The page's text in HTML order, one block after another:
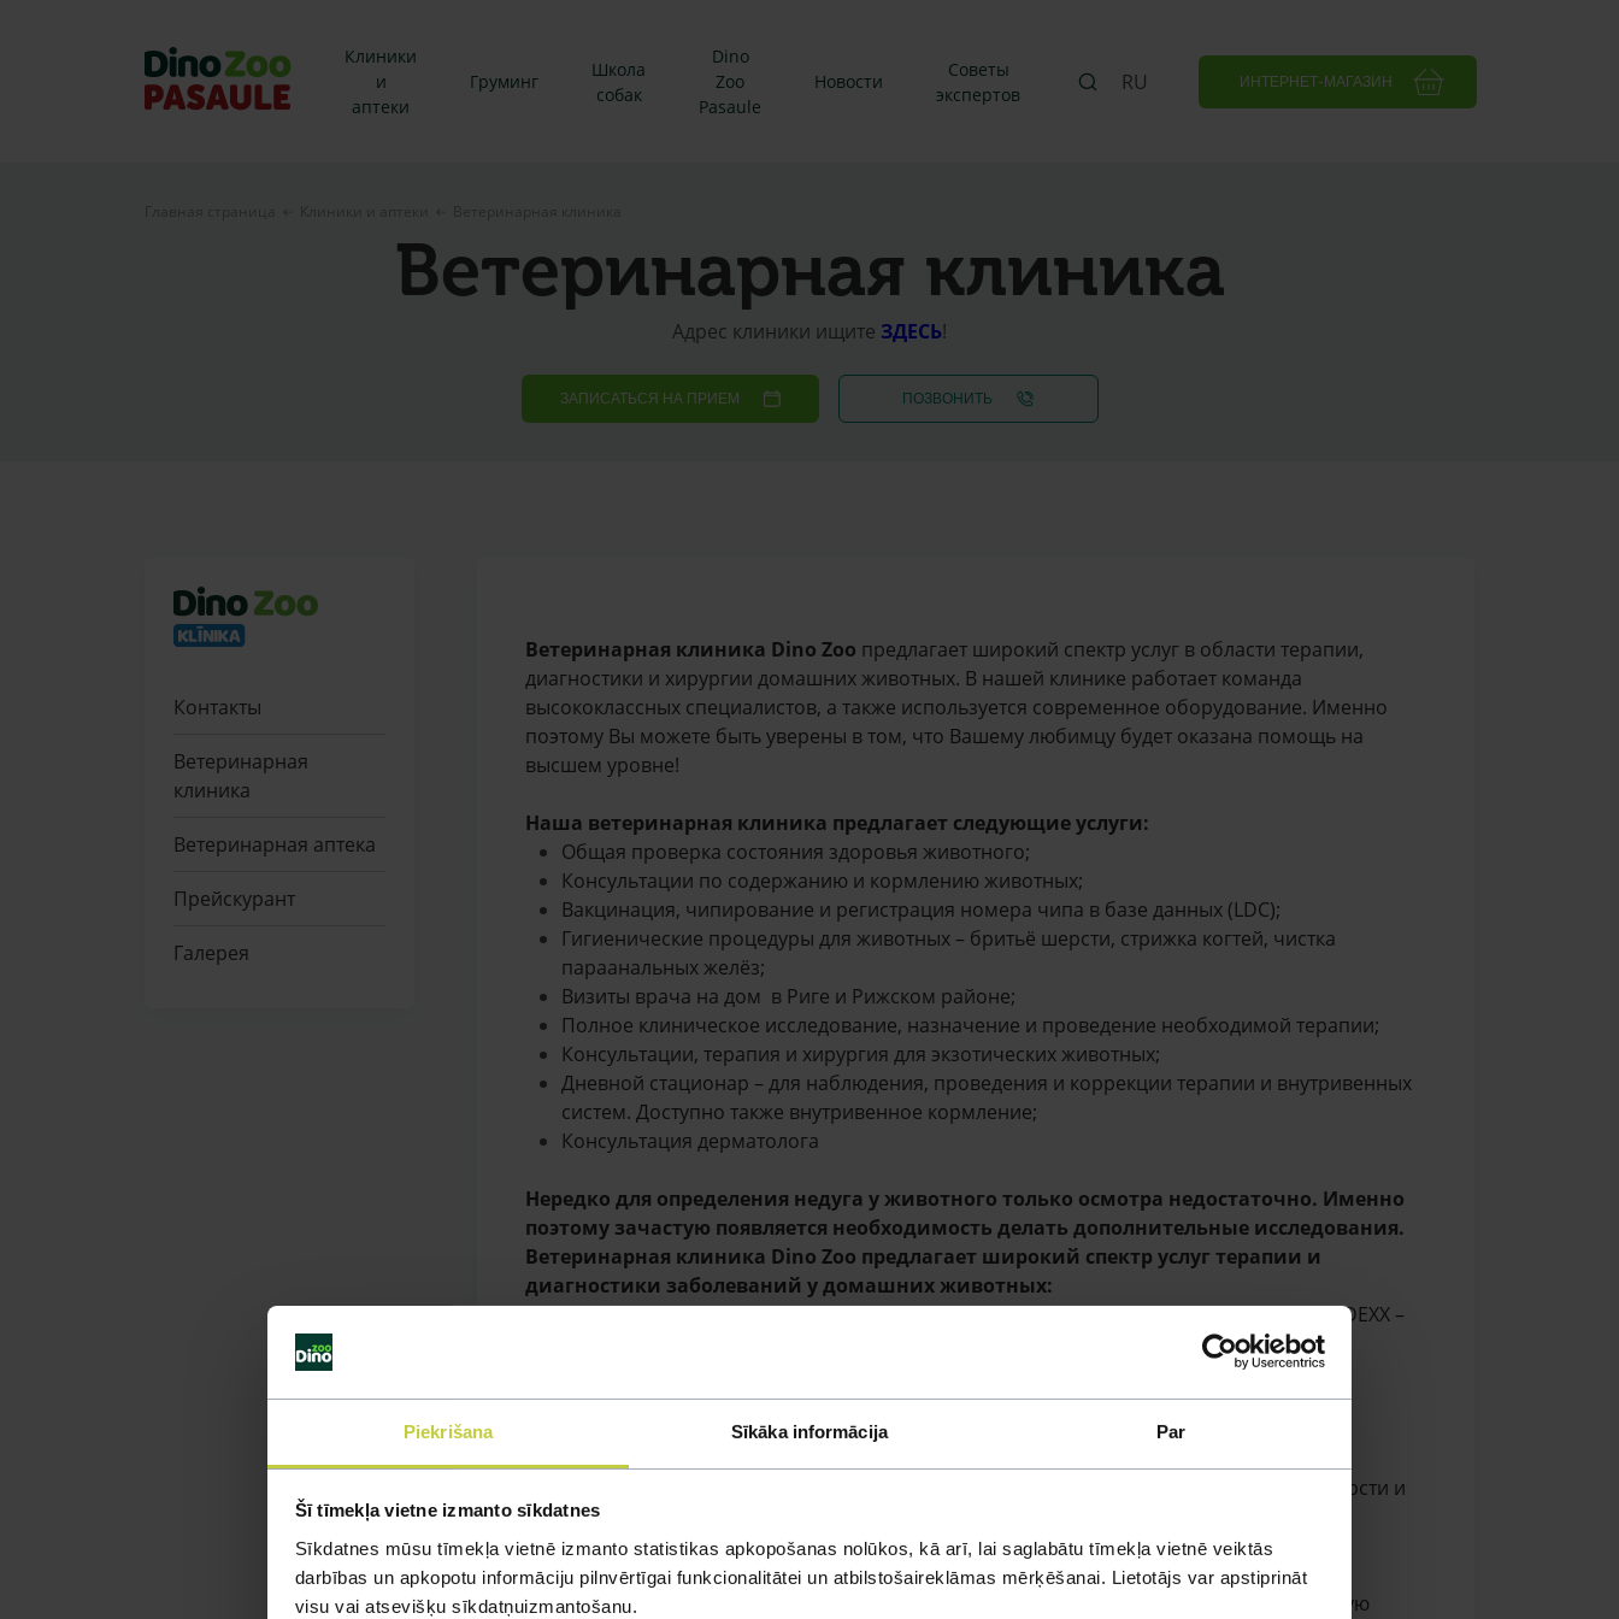
Piekrišana Sīkāka informācija Par
Šī tīmekļa vietne izmanto sīkdatnes
Sīkdatnes mūsu tīmekļa vietnē izmanto statistikas apkopošanas nolūkos, kā arī, lai saglabātu tīmekļa vietnē veiktās
darbības un apkopotu informāciju pilnvērtīgai funkcionalitātei un atbilstošaireklāmas mērķēšanai. Lietotājs var apstiprināt
visu vai atsevišķu sīkdatņuizmantošanu.
Клиники
и
аптеки
Груминг
Школа
собак
Dino
Zoo
Pasaule
Новости
Советы
экспертов
RU ИНТЕРНЕТ-МАГАЗИН
Главная страница Клиники и аптеки Ветеринарная клиника
Ветеринарная клиника
Адрес клиники ищите ЗДЕСЬ!
ЗАПИСАТЬСЯ НА ПРИЕМ ПОЗВОНИТЬ
Контакты
Ветеринарная
клиника
Ветеринарная аптека
Прейскурант
Галерея
Ветеринарная клиника Dino Zoo предлагает широкий спектр услуг в области терапии,
диагностики и хирургии домашних животных. В нашей клинике работает команда
высококлассных специалистов, а также используется современное оборудование. Именно
поэтому Вы можете быть уверены в том, что Вашему любимцу будет оказана помощь на
высшем уровне!
Наша ветеринарная клиника предлагает следующие услуги:
Общая проверка состояния здоровья животного;
Консультации по содержанию и кормлению животных;
Вакцинация, чипирование и регистрация номера чипа в базе данных (LDC);
Гигиенические процедуры для животных – бритьё шерсти, стрижка когтей, чистка
параанальных желёз;
Визиты врача на дом в Риге и Рижском районе;
Полное клиническое исследование, назначение и проведение необходимой терапии;
Консультации, терапия и хирургия для экзотических животных;
Дневной стационар – для наблюдения, проведения и коррекции терапии и внутривенных
систем. Доступно также внутривенное кормление;
Консультация дерматолога
Нередко для определения недуга у животного только осмотра недостаточно. Именно
поэтому зачастую появляется необходимость делать дополнительные исследования.
Ветеринарная клиника Dino Zoo предлагает широкий спектр услуг терапии и
диагностики заболеваний у домашних животных:
Анализы гематологии и биохимии крови, анализ мочи при помощи аппарата IDEXX –
Специфический тест на липазу поджелудочной железы котов и собак;
Тесты на определение группы крови котов и собак;
Микроскопия мазка крови;
Дерматологические анализы – микроскопия и цитология кожных соскобов, шерсти и
ушных выделений;
Диагностика дерматомикоза лампой Вуда и посевом на специальные среды;
Исследование фекалий на паразитов для экзотических животных;
Дигитальная рентгенография с возможностью переслать снимки на электронную